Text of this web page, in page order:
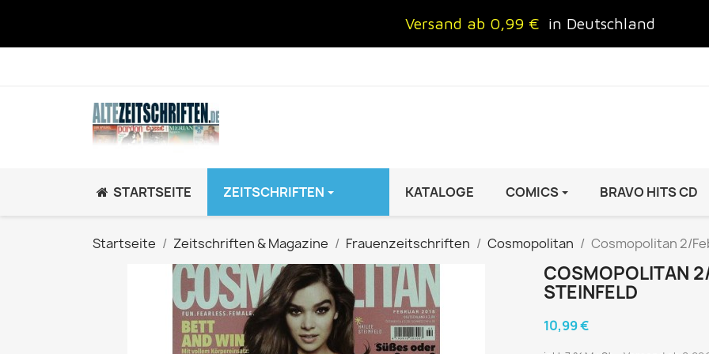
Versand ab 0,99 € in Deutschland
STARTSEITE ZEITSCHRIFTEN
JUGEND / KIND
BRAVO GiRL!
BRAVO HipHop Special
BRAVO Zeitschrift
hey!
FRAUEN AUTO & MOTOR
auto motor sport Archiv
Broschüren
KATALOGE COMICS BRAVO HITS CD
Startseite Zeitschriften & Magazine Frauenzeitschriften Cosmopolitan Cosmopolitan 2/
COSMOPOLITAN
STEINFELD
10,99 €